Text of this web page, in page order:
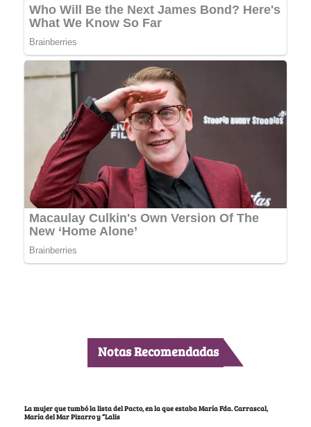
Notas Recomendadas
La mujer que tumbó la lista del Pacto, en la que estaba María Fda. Carrascal,
María del Mar Pizarro y “Lalis